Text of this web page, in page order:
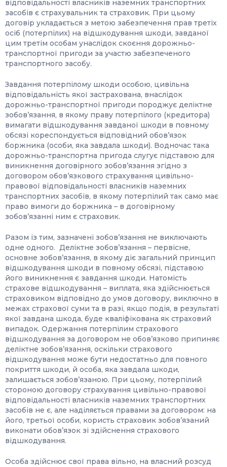
відповідальності власників наземних транспортних
засобів є страхувальник та страховик. При цьому
договір укладається з метою забезпечення прав третіх
осіб (потерпілих) на відшкодування шкоди, завданої
цим третім особам унаслідок скоєння дорожньо-
транспортної пригоди за участю забезпеченого
транспортного засобу.
Завдання потерпілому шкоди особою, цивільна
відповідальність якої застрахована, внаслідок
дорожньо-транспортної пригоди породжує деліктне
зобов’язання, в якому праву потерпілого (кредитора)
вимагати відшкодування завданої шкоди в повному
обсязі кореспондується відповідний обов’язок
боржника (особи, яка завдала шкоди). Водночас така
дорожньо-транспортна пригода слугує підставою для
виникнення договірного зобов’язання згідно з
договором обов’язкового страхування цивільно-
правової відповідальності власників наземних
транспортних засобів, в якому потерпілий так само має
право вимоги до боржника – в договірному
зобов’язанні ним є страховик.
Разом із тим, зазначені зобов’язання не виключають
одне одного. Деліктне зобов’язання – первісне,
основне зобов’язання, в якому діє загальний принцип
відшкодування шкоди в повному обсязі, підставою
його виникнення є завдання шкоди. Натомість
страхове відшкодування – виплата, яка здійснюється
страховиком відповідно до умов договору, виключно в
межах страхової суми та в разі, якщо подія, в результаті
якої завдана шкода, буде кваліфікована як страховий
випадок. Одержання потерпілим страхового
відшкодування за договором не обов’язково припиняє
деліктне зобов’язання, оскільки страхового
відшкодування може бути недостатньо для повного
покриття шкоди, й особа, яка завдала шкоди,
залишається зобов’язаною. При цьому, потерпілий
стороною договору страхування цивільно-правової
відповідальності власників наземних транспортних
засобів не є, але наділяється правами за договором: на
його, третьої особи, користь страховик зобов’язаний
виконати обов’язок зі здійснення страхового
відшкодування.
Особа здійснює свої права вільно, на власний розсуд